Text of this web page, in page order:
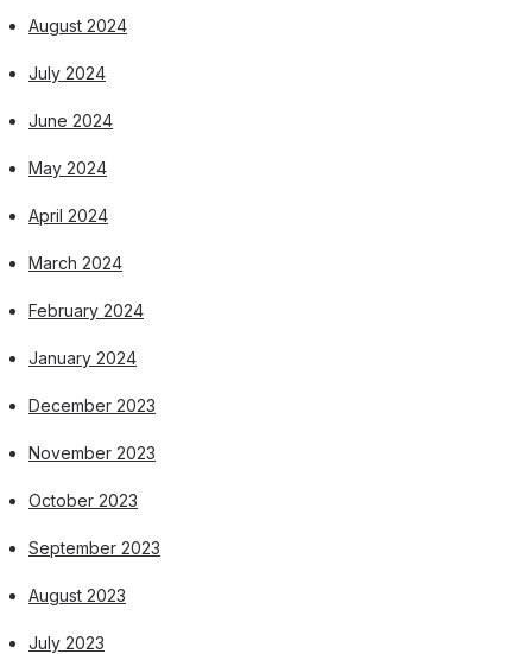
August 2024
July 2024
June 2024
May 2024
April 2024
March 2024
February 2024
January 2024
December 2023
November 2023
October 2023
September 2023
August 2023
July 2023